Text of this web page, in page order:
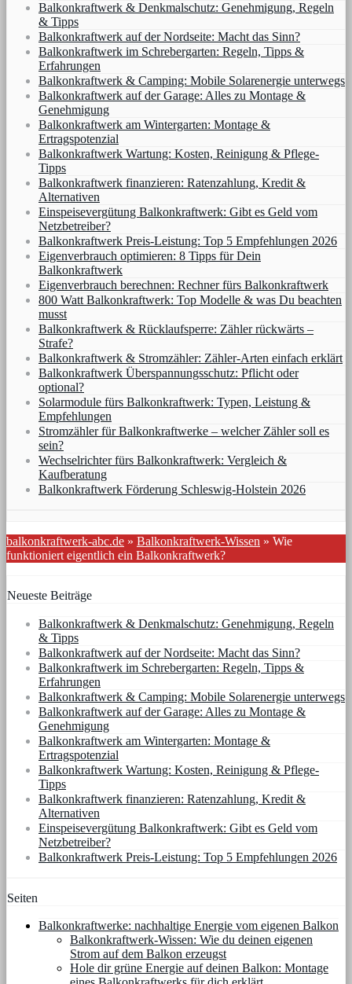
Balkonkraftwerk & Denkmalschutz: Genehmigung, Regeln
& Tipps
Balkonkraftwerk auf der Nordseite: Macht das Sinn?
Balkonkraftwerk im Schrebergarten: Regeln, Tipps &
Erfahrungen
Balkonkraftwerk & Camping: Mobile Solarenergie unterwegs
Balkonkraftwerk auf der Garage: Alles zu Montage &
Genehmigung
Balkonkraftwerk am Wintergarten: Montage &
Ertragspotenzial
Balkonkraftwerk Wartung: Kosten, Reinigung & Pflege-
Tipps
Balkonkraftwerk finanzieren: Ratenzahlung, Kredit &
Alternativen
Einspeisevergütung Balkonkraftwerk: Gibt es Geld vom
Netzbetreiber?
Balkonkraftwerk Preis-Leistung: Top 5 Empfehlungen 2026
Eigenverbrauch optimieren: 8 Tipps für Dein
Balkonkraftwerk
Eigenverbrauch berechnen: Rechner fürs Balkonkraftwerk
800 Watt Balkonkraftwerk: Top Modelle & was Du beachten
musst
Balkonkraftwerk & Rücklaufsperre: Zähler rückwärts –
Strafe?
Balkonkraftwerk & Stromzähler: Zähler-Arten einfach erklärt
Balkonkraftwerk Überspannungsschutz: Pflicht oder
optional?
Solarmodule fürs Balkonkraftwerk: Typen, Leistung &
Empfehlungen
Stromzähler für Balkonkraftwerke – welcher Zähler soll es
sein?
Wechselrichter fürs Balkonkraftwerk: Vergleich &
Kaufberatung
Balkonkraftwerk Förderung Schleswig-Holstein 2026
balkonkraftwerk-abc.de » Balkonkraftwerk-Wissen » Wie
funktioniert eigentlich ein Balkonkraftwerk?
Neueste Beiträge
Balkonkraftwerk & Denkmalschutz: Genehmigung, Regeln
& Tipps
Balkonkraftwerk auf der Nordseite: Macht das Sinn?
Balkonkraftwerk im Schrebergarten: Regeln, Tipps &
Erfahrungen
Balkonkraftwerk & Camping: Mobile Solarenergie unterwegs
Balkonkraftwerk auf der Garage: Alles zu Montage &
Genehmigung
Balkonkraftwerk am Wintergarten: Montage &
Ertragspotenzial
Balkonkraftwerk Wartung: Kosten, Reinigung & Pflege-
Tipps
Balkonkraftwerk finanzieren: Ratenzahlung, Kredit &
Alternativen
Einspeisevergütung Balkonkraftwerk: Gibt es Geld vom
Netzbetreiber?
Balkonkraftwerk Preis-Leistung: Top 5 Empfehlungen 2026
Seiten
Balkonkraftwerke: nachhaltige Energie vom eigenen Balkon
Balkonkraftwerk-Wissen: Wie du deinen eigenen
Strom auf dem Balkon erzeugst
Hole dir grüne Energie auf deinen Balkon: Montage